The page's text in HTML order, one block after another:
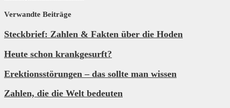
Verwandte Beiträge
Steckbrief: Zahlen & Fakten über die Hoden
Heute schon krankgesurft?
Erektionsstörungen – das sollte man wissen
Zahlen, die die Welt bedeuten